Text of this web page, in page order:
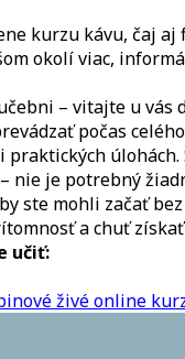
kurzu kávu, čaj
okolí viac,
– vitajte u vás
počas
nie je potrebný
ste mohli začať
a chuť
učiť: